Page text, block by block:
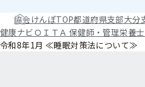
協会けんぽTOP都道府県支部大分
健康ナビＯＩＴＡ 保健師・管理栄養
令和8年1月 ≪睡眠対策法について≫